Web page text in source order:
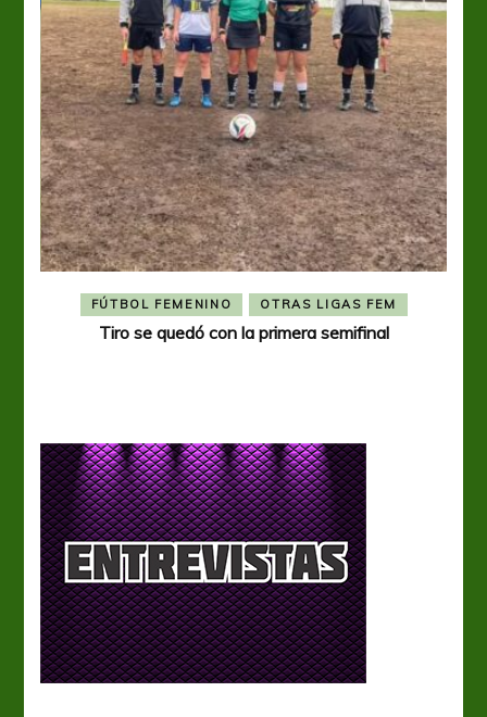
FÚTBOL FEMENINO OTRAS LIGAS FEM
Tiro se quedó con la primera semifinal